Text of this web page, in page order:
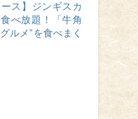
ス】ジンギスカ
べ放題！「牛角
ルメ”を食べまく